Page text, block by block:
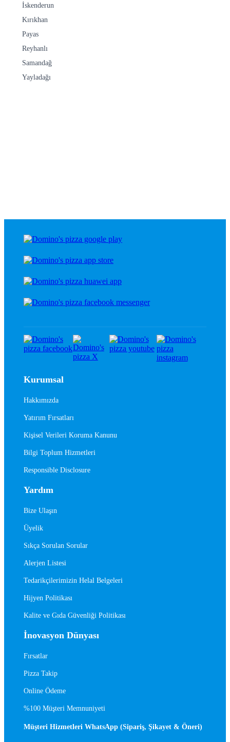
İskenderun
Kırıkhan
Payas
Reyhanlı
Samandağ
Yayladağı
Kurumsal
Hakkımızda
Yatırım Fırsatları
Kişisel Verileri Koruma Kanunu
Bilgi Toplum Hizmetleri
Responsible Disclosure
Yardım
Bize Ulaşın
Üyelik
Sıkça Sorulan Sorular
Alerjen Listesi
Tedarikçilerimizin Helal Belgeleri
Hijyen Politikası
Kalite ve Gıda Güvenliği Politikası
İnovasyon Dünyası
Fırsatlar
Pizza Takip
Online Ödeme
%100 Müşteri Memnuniyeti
Müşteri Hizmetleri WhatsApp (Sipariş, Şikayet & Öneri)